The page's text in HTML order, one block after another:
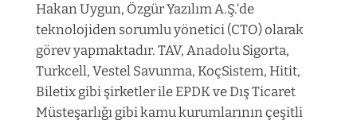
Hakan Uygun, Özgür Yazılım A.Ş.‘de
teknolojiden sorumlu yönetici (CTO) olarak
görev yapmaktadır. TAV, Anadolu Sigorta,
Turkcell, Vestel Savunma, KoçSistem, Hitit,
Biletix gibi şirketler ile EPDK ve Dış Ticaret
Müsteşarlığı gibi kamu kurumlarının çeşitli